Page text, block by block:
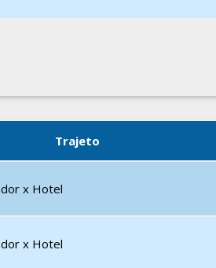
Trajeto
x Hotel
x Hotel